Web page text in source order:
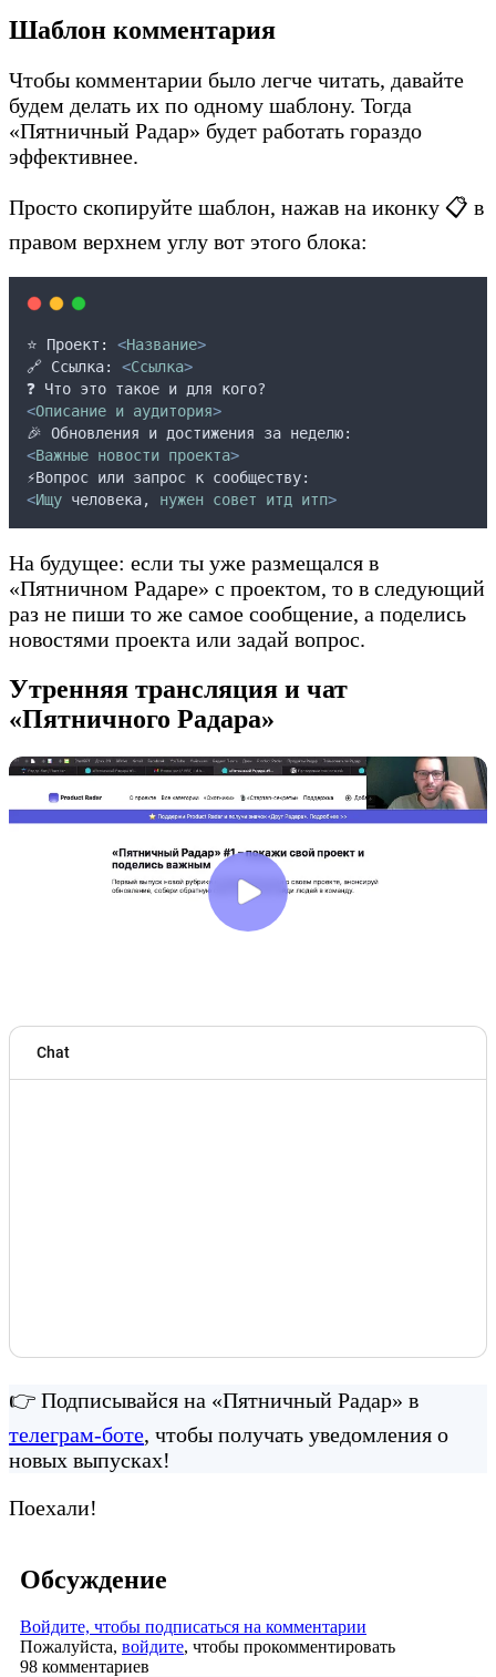
Шаблон комментария
Чтобы комментарии было легче читать, давайте
будем делать их по одному шаблону. Тогда
«Пятничный Радар» будет работать гораздо
эффективнее.
Просто скопируйте шаблон, нажав на иконку 📋 в
правом верхнем углу вот этого блока:
⭐️ Проект : <Название>
🔗 Ссылка: <Ссылка>
❓ Что это такое и для кого?
<Описание и аудитория>
🎉 Обновления и достижения за неделю:
<Важные новости проекта>
⚡️Вопрос или запрос к сообществу:
<Ищу человека, нужен совет итд итп>
На будущее: если ты уже размещался в
«Пятничном Радаре» с проектом, то в следующий
раз не пиши то же самое сообщение, а поделись
новостями проекта или задай вопрос.
Утренняя трансляция и чат
«Пятничного Радара»
👉 Подписывайся на «Пятничный Радар» в
телеграм-боте, чтобы получать уведомления о
новых выпусках!
Поехали!
Обсуждение
Войдите, чтобы подписаться на комментарии
Пожалуйста, войдите, чтобы прокомментировать
98 комментариев